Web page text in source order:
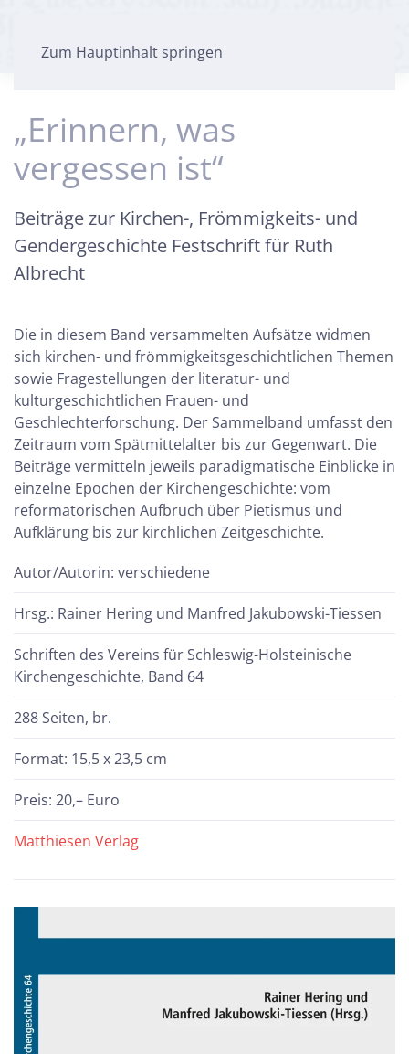
Zum Hauptinhalt springen
„Erinnern, was
vergessen ist“
Beiträge zur Kirchen-, Frömmigkeits- und
Gendergeschichte Festschrift für Ruth
Albrecht
Die in diesem Band versammelten Aufsätze widmen
sich kirchen- und frömmigkeitsgeschichtlichen Themen
sowie Fragestellungen der literatur- und
kulturgeschichtlichen Frauen- und
Geschlechterforschung. Der Sammelband umfasst den
Zeitraum vom Spätmittelalter bis zur Gegenwart. Die
Beiträge vermitteln jeweils paradigmatische Einblicke in
einzelne Epochen der Kirchengeschichte: vom
reformatorischen Aufbruch über Pietismus und
Aufklärung bis zur kirchlichen Zeitgeschichte.
Autor/Autorin: verschiedene
Hrsg.: Rainer Hering und Manfred Jakubowski-Tiessen
Schriften des Vereins für Schleswig-Holsteinische
Kirchengeschichte, Band 64
288 Seiten, br.
Format: 15,5 x 23,5 cm
Preis: 20,– Euro
Matthiesen Verlag